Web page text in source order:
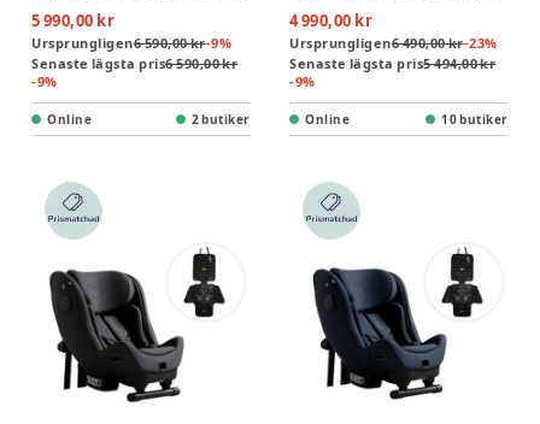
5 990,00 kr
Ursprungligen6 590,00 kr-9%
Senaste lägsta pris6 590,00 kr
-9%
Online 2 butiker
4 990,00 kr
Ursprungligen6 490,00 kr-23%
Senaste lägsta pris5 494,00 kr
-9%
Online 10 butiker